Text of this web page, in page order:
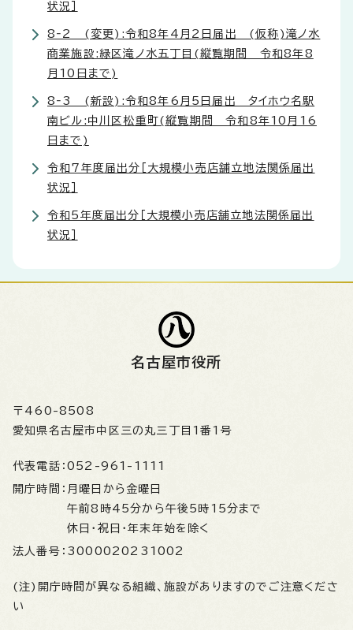
状況］
8‐2 (変更):令和8年4月2日届出 (仮称)滝ノ水
商業施設:緑区滝ノ水五丁目(縦覧期間 令和8年8
月10日まで)
8‐3 (新設):令和8年6月5日届出 タイホウ名駅
南ビル:中川区松重町(縦覧期間 令和8年10月16
日まで)
令和7年度届出分［大規模小売店舗立地法関係届出
状況］
令和5年度届出分［大規模小売店舗立地法関係届出
状況］
名古屋市役所
〒460-8508
愛知県名古屋市中区三の丸三丁目1番1号
代表電話： 052-961-1111
開庁時間： 月曜日から金曜日
午前8時45分から午後5時15分まで
休日・祝日・年末年始を除く
法人番号： 3000020231002
(注)開庁時間が異なる組織、施設がありますのでご注意くださ
い